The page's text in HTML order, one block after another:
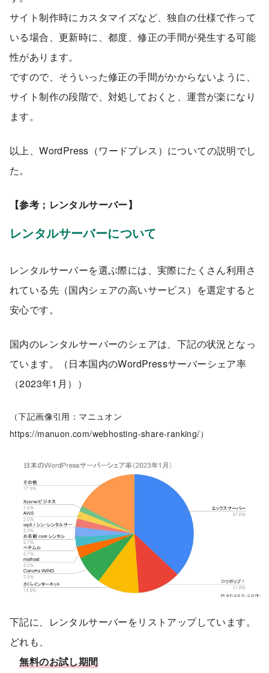
サイト制作時にカスタマイズなど、独自の仕様で作って
いる場合、更新時に、都度、修正の手間が発生する可能
性があります。
ですので、そういった修正の手間がかからないように、
サイト制作の段階で、対処しておくと、運営が楽になり
ます。
以上、WordPress（ワードプレス）についての説明でし
た。
【参考；レンタルサーバー】
レンタルサーバーについて
レンタルサーバーを選ぶ際には、実際にたくさん利用さ
れている先（国内シェアの高いサービス）を選定すると
安心です。
国内のレンタルサーバーのシェアは、下記の状況となっ
ています。（日本国内のWordPressサーバーシェア率
（2023年1月））
（下記画像引用：マニュオン
https://manuon.com/webhosting-share-ranking/）
下記に、レンタルサーバーをリストアップしています。
どれも、
無料のお試し期間